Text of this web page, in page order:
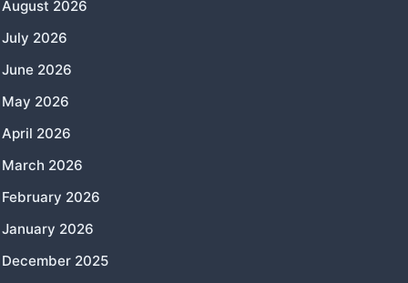
August 2026
July 2026
June 2026
May 2026
April 2026
March 2026
February 2026
January 2026
December 2025